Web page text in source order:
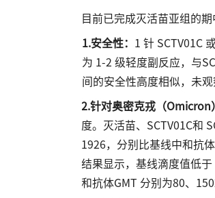
目前已完成灭活苗亚组的
1.安全性：
1 针 SCTV01C
为 1-2 级轻度副反应，与
间的安全性高度相似，未观
2.针对奥密克戎（Omicron
度。灭活苗、SCTV01C和
1926，分别比基线中和抗
结果显示，基线滴度值低
和抗体GMT 分别为80、